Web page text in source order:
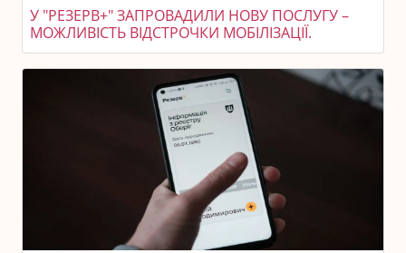
У "РЕЗЕРВ+" ЗАПРОВАДИЛИ НОВУ ПОСЛУГУ –
МОЖЛИВІСТЬ ВІДСТРОЧКИ МОБІЛІЗАЦІЇ.